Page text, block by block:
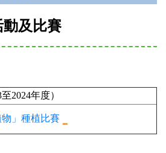
及比賽
2024年度）
物」種植比賽